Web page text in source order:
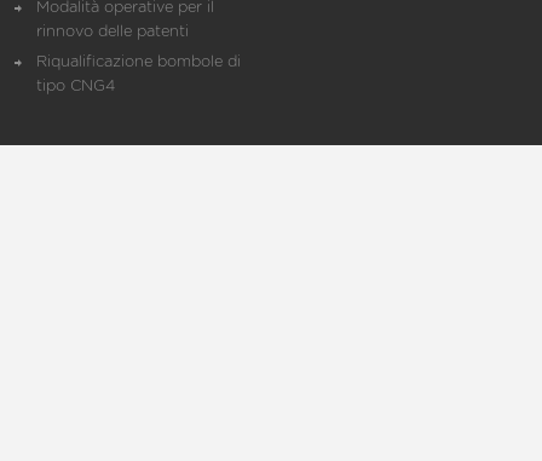
Modalità operative per il
rinnovo delle patenti
Riqualificazione bombole di
tipo CNG4